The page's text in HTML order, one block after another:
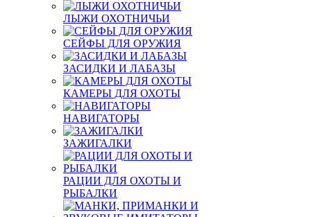
ЛЫЖИ ОХОТНИЧЬИ
СЕЙФЫ ДЛЯ ОРУЖИЯ
ЗАСИДКИ И ЛАБАЗЫ
КАМЕРЫ ДЛЯ ОХОТЫ
НАВИГАТОРЫ
ЗАЖИГАЛКИ
РАЦИИ ДЛЯ ОХОТЫ И
РЫБАЛКИ